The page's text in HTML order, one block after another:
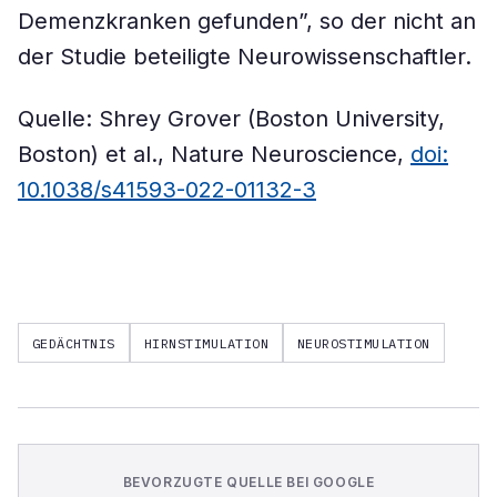
Demenzkranken gefunden”, so der nicht an
der Studie beteiligte Neurowissenschaftler.
Quelle: Shrey Grover (Boston University,
Boston) et al., Nature Neuroscience, doi:
10.1038/s41593-022-01132-3
GEDÄCHTNIS HIRNSTIMULATION NEUROSTIMULATION
BEVORZUGTE QUELLE BEI GOOGLE